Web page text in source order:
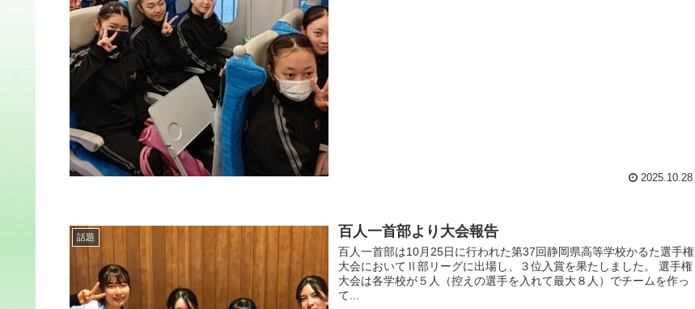
2025.10.28
話題 百人一首部より大会報告
百人一首部は10月25日に行われた第37回静岡県高等学校かるた選手権
大会においてⅡ部リーグに出場し、３位入賞を果たしました。 選手権
大会は各学校が５人（控えの選手を入れて最大８人）でチームを作っ
て...